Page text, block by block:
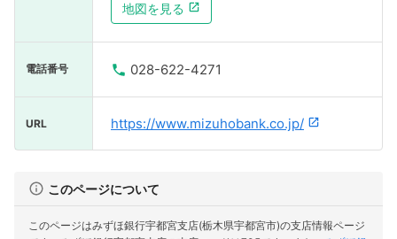
地図を見る
電話番号 028-622-4271
URL https://www.mizuhobank.co.jp/
このページについて
このページはみずほ銀行宇都宮支店(栃木県宇都宮市)の支店情報ページ